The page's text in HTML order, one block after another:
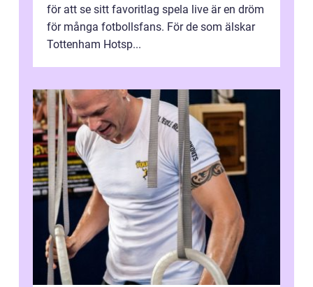
för att se sitt favoritlag spela live är en dröm
för många fotbollsfans. För de som älskar
Tottenham Hotsp...